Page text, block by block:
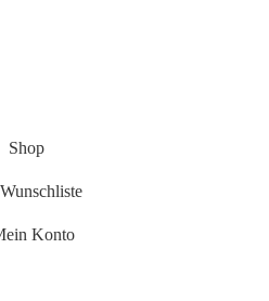
Shop
Wunschliste
Konto